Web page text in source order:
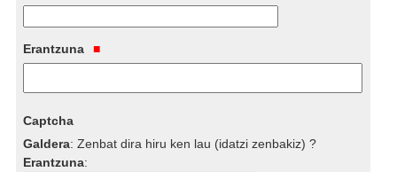
Erantzuna
Captcha
Galdera:Zenbat dira hiru ken lau (idatzi zenbakiz) ?
Erantzuna: